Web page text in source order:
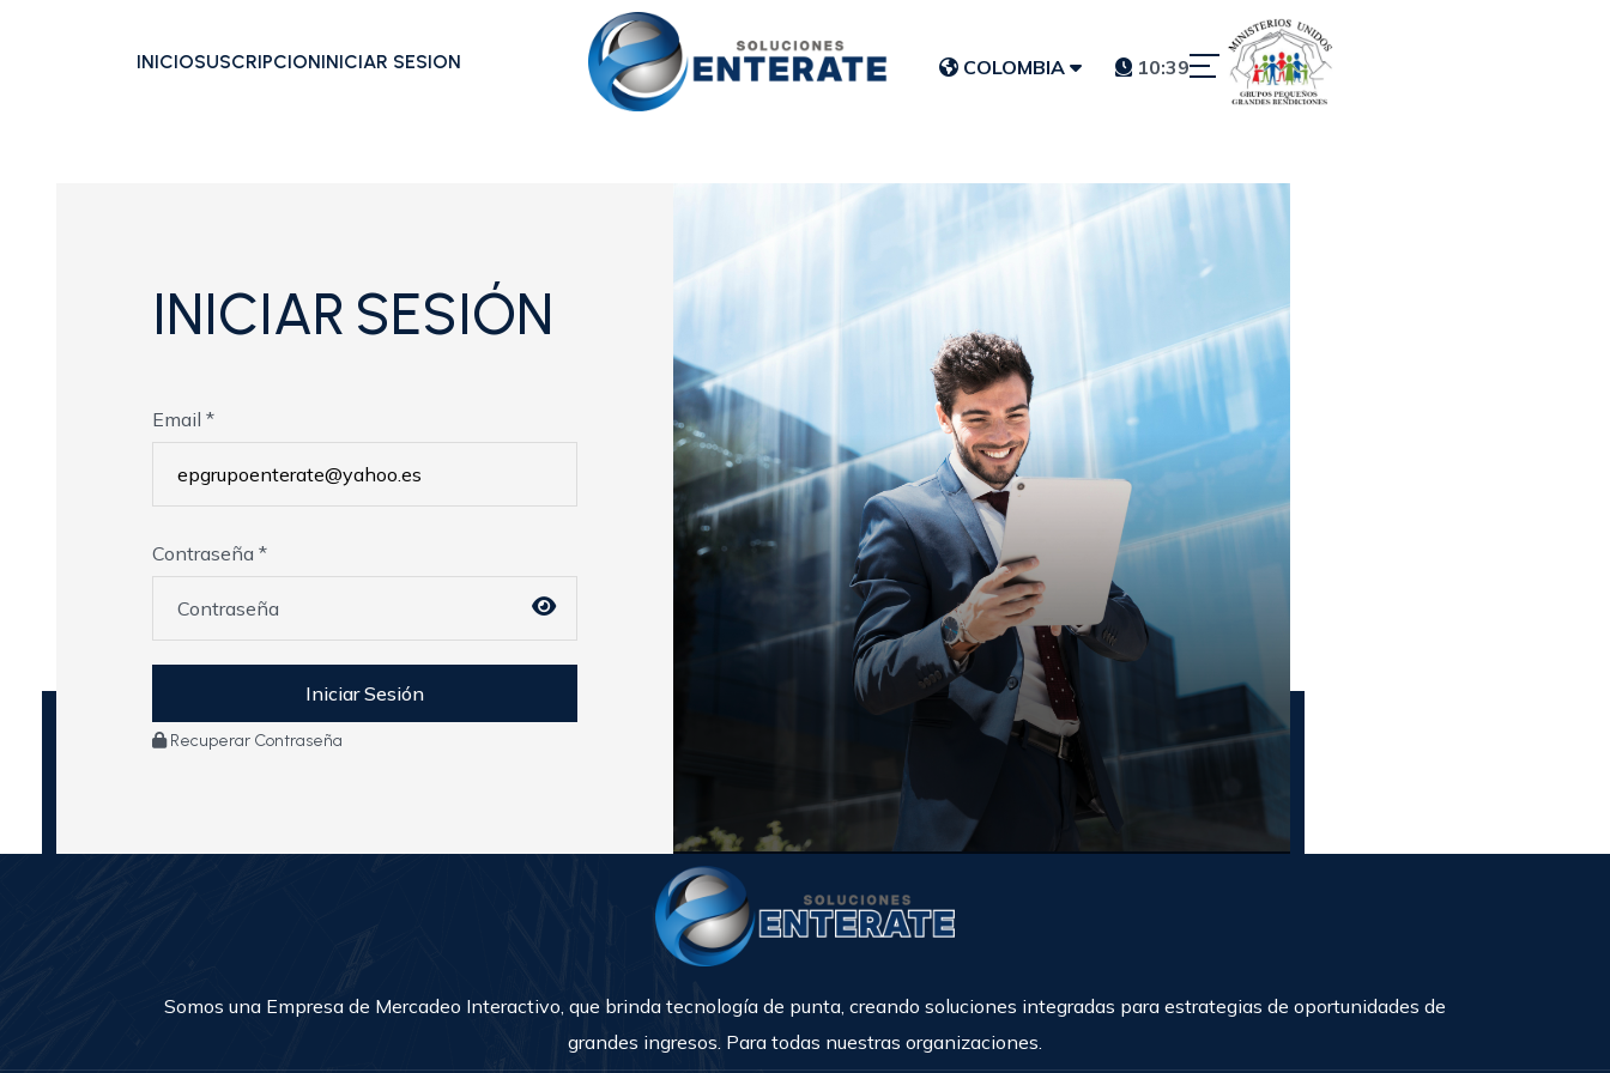
INICIOSUSCRIPCIONINICIAR SESION COLOMBIA 10:39
INICIAR SESIÓN
Email *
Contraseña *
Recuperar Contraseña
Somos una Empresa de Mercadeo Interactivo, que brinda tecnología de punta, creando soluciones integradas para estrategias de oportunidades de
grandes ingresos. Para todas nuestras organizaciones.